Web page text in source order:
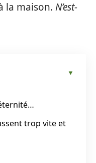
la maison. N’est-
trop vite et